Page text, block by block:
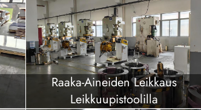
Raaka-Aineiden Leikkaus
Leikkuupistoolilla